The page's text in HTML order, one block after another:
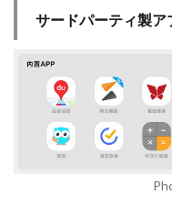
サードパーティ製ア